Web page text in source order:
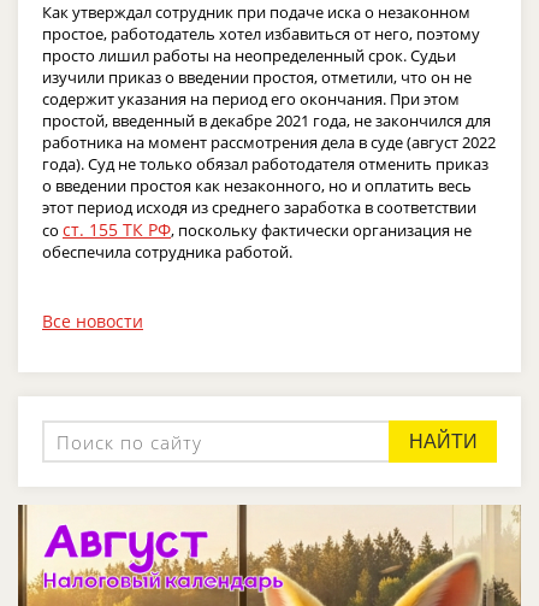
Как утверждал сотрудник при подаче иска о незаконном
простое, работодатель хотел избавиться от него, поэтому
просто лишил работы на неопределенный срок. Судьи
изучили приказ о введении простоя, отметили, что он не
содержит указания на период его окончания. При этом
простой, введенный в декабре 2021 года, не закончился для
работника на момент рассмотрения дела в суде (август 2022
года). Суд не только обязал работодателя отменить приказ
о введении простоя как незаконного, но и оплатить весь
этот период исходя из среднего заработка в соответствии
со ст. 155 ТК РФ, поскольку фактически организация не
обеспечила сотрудника работой.
Все новости
НАЙТИ